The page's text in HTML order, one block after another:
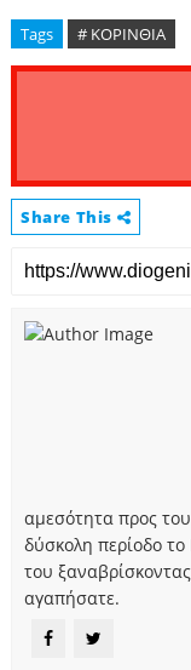
Tags # ΚΟΡΙΝΘΙΑ
Share This
αμεσότητα προς
δύσκολη περίοδο το
του
αγαπήσατε.